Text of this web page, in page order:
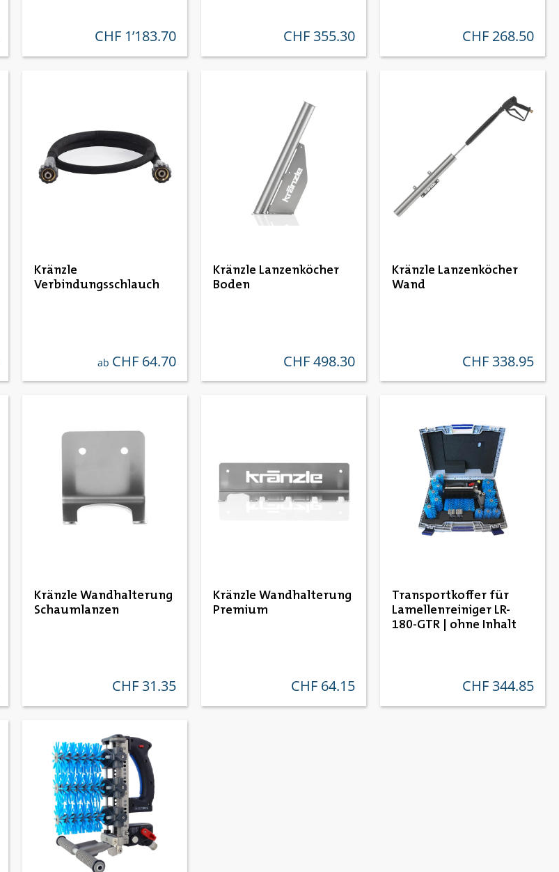
regulärer preis:
CHF 1’183.70 regulärer preis:
CHF 355.30 regulärer preis:
CHF 268.50
Kränzle
Verbindungsschlauch
regulärer preis:
ab CHF 64.70
Kränzle Lanzenköcher
Boden
regulärer preis:
CHF 498.30
Kränzle Lanzenköcher
Wand
regulärer preis:
CHF 338.95
Kränzle Wandhalterung
Schaumlanzen
regulärer preis:
CHF 31.35
Kränzle Wandhalterung
Premium
regulärer preis:
CHF 64.15
Transportkoffer für
Lamellenreiniger LR-
180-GTR | ohne Inhalt
regulärer preis:
CHF 344.85